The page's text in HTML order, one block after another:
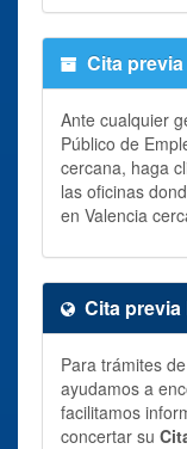
Cita
Ante cualquier
Público de
cercana, haga
las oficinas
en Valencia
Cita previa
Para trámites
ayudamos a
facilitamos
concertar su